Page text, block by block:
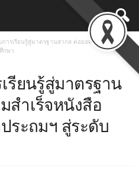
การเรียนรู้สู่มาตรฐานสากล ต่อยอดความสำเร็จ
กษา
รียนรู้สู่มาตรฐาน
สำเร็จหนังสือ
ระถมฯ สู่ระดับ